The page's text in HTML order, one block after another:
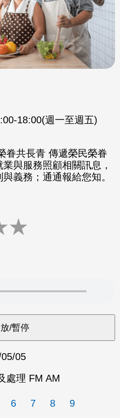
18:00(週一至週五)
眷共長青 傳遞榮民榮眷
與服務照顧相關訊息，
義務；通通報給您知。
★
05
處理 FM AM
6 7 8 9